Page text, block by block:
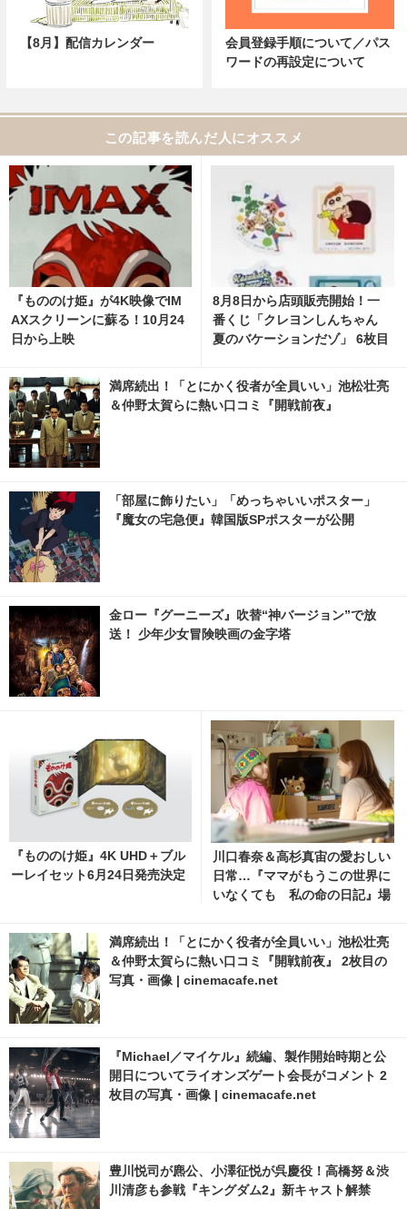
【8月】配信カレンダー
会員登録手順について／パス
ワードの再設定について
この記事を読んだ人にオススメ
『もののけ姫』が4K映像でIM
AXスクリーンに蘇る！10月24
日から上映
8月8日から店頭販売開始！一
番くじ「クレヨンしんちゃん
夏のバケーションだゾ」 6枚目
t
満席続出！「とにかく役者が全員いい」池松壮亮
＆仲野太賀らに熱い口コミ『開戦前夜』
「部屋に飾りたい」「めっちゃいいポスター」
『魔女の宅急便』韓国版SPポスターが公開
金ロー『グーニーズ』吹替“神バージョン”で放
送！ 少年少女冒険映画の金字塔
『もののけ姫』4K UHD＋ブル
ーレイセット6月24日発売決定
川口春奈＆高杉真宙の愛おしい
日常…『ママがもうこの世界に
いなくても 私の命の日記』場
nemacafe.net
満席続出！「とにかく役者が全員いい」池松壮亮
＆仲野太賀らに熱い口コミ『開戦前夜』 2枚目の
写真・画像 | cinemacafe.net
『Michael／マイケル』続編、製作開始時期と公
開日についてライオンズゲート会長がコメント 2
枚目の写真・画像 | cinemacafe.net
豊川悦司が麃公、小澤征悦が呉慶役！高橋努＆渋
川清彦も参戦『キングダム2』新キャスト解禁